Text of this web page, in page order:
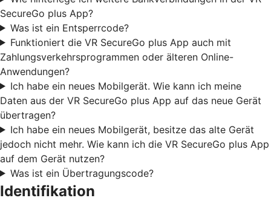
SecureGo plus App?
Was ist ein Entsperrcode?
Funktioniert die VR SecureGo plus App auch mit
Zahlungsverkehrsprogrammen oder älteren Online-
Anwendungen?
Ich habe ein neues Mobilgerät. Wie kann ich meine
Daten aus der VR SecureGo plus App auf das neue Gerät
übertragen?
Ich habe ein neues Mobilgerät, besitze das alte Gerät
jedoch nicht mehr. Wie kann ich die VR SecureGo plus App
auf dem Gerät nutzen?
Was ist ein Übertragungscode?
Identifikation